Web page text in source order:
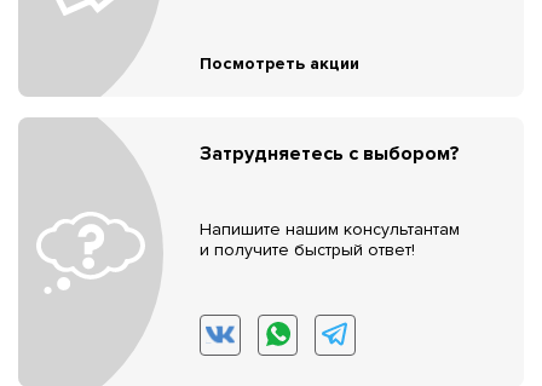
Посмотреть акции
Затрудняетесь с выбором?
Напишите нашим консультантам
и получите быстрый ответ!